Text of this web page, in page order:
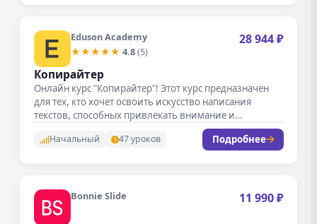
Eduson Academy
★★★★★ 4.8(5)
28 944 ₽
Копирайтер
Онлайн курс "Копирайтер"! Этот курс предназначен
для тех, кто хочет освоить искусство написания
текстов, способных привлекать внимание и…
Начальный 47 уроков Подробнее
Bonnie Slide 11 990 ₽